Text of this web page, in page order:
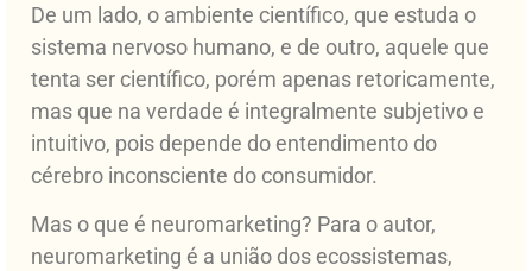
De um lado, o ambiente científico, que estuda o
sistema nervoso humano, e de outro, aquele que
tenta ser científico, porém apenas retoricamente,
mas que na verdade é integralmente subjetivo e
intuitivo, pois depende do entendimento do
cérebro inconsciente do consumidor.
Mas o que é neuromarketing? Para o autor,
neuromarketing é a união dos ecossistemas,